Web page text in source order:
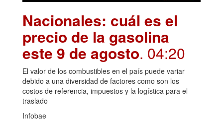
Nacionales: cuál es el
precio de la gasolina
este 9 de agosto. 04:20
El valor de los combustibles en el país puede variar
debido a una diversidad de factores como son los
costos de referencia, impuestos y la logística para el
traslado
Infobae